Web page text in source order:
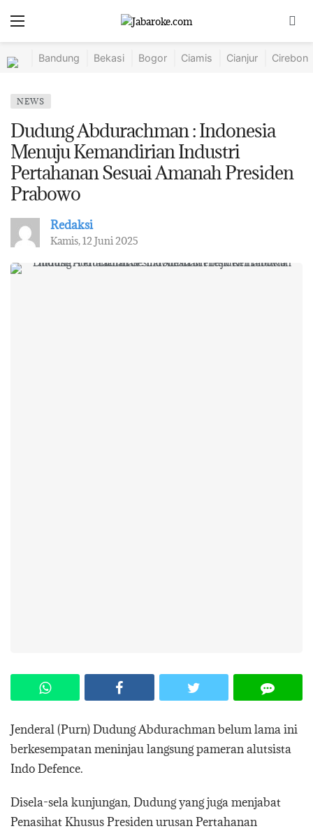
Bandung Bekasi Bogor Ciamis Cianjur Cirebon
NEWS
Dudung Abdurachman : Indonesia
Menuju Kemandirian Industri
Pertahanan Sesuai Amanah Presiden
Prabowo
Redaksi
Kamis, 12 Juni 2025
Jenderal (Purn) Dudung Abdurachman belum lama ini
berkesempatan meninjau langsung pameran alutsista
Indo Defence.
Disela-sela kunjungan, Dudung yang juga menjabat
Penasihat Khusus Presiden urusan Pertahanan